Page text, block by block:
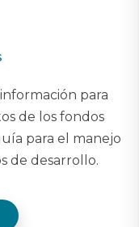
para
de los fondos
para el manejo
de desarrollo.